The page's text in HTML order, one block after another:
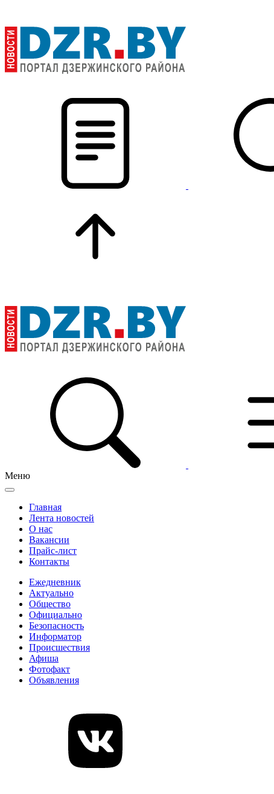
Меню
Главная
Лента новостей
О нас
Вакансии
Прайс-лист
Контакты
Ежедневник
Актуально
Общество
Официально
Безопасность
Информатор
Происшествия
Афиша
Фотофакт
Объявления